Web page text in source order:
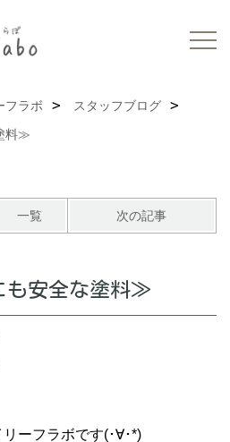
フラボ
スタッフブログ
料≫
一覧 次の記事
も安全な塗料≫
ーフラボです(･∀･*)